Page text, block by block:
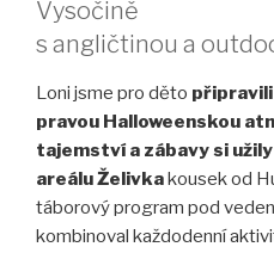
Vysočině
s angličtinou a
Loni jsme pro děto
pravou Halloweenskou
tajemství a zábavy si
areálu Želivkakousek od
táborový program pod
kombinoval každodenní